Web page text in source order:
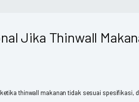
Jika Thinwall
thinwall makanan tidak sesuai spesifikasi,